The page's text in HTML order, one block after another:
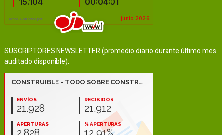
SUSCRIPTORES NEWSLETTER (promedio diario durante último mes
auditado disponible):